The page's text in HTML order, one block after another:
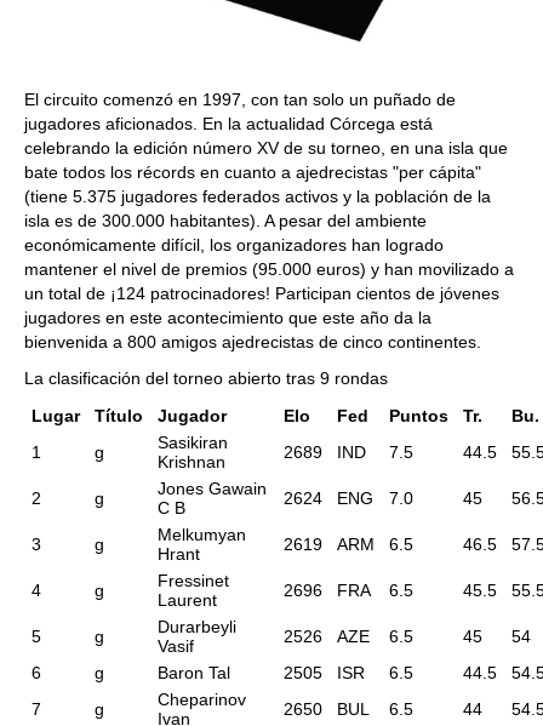
El circuito comenzó en 1997, con tan solo un puñado de
jugadores aficionados. En la actualidad Córcega está
celebrando la edición número XV de su torneo, en una isla que
bate todos los récords en cuanto a ajedrecistas "per cápita"
(tiene 5.375 jugadores federados activos y la población de la
isla es de 300.000 habitantes). A pesar del ambiente
económicamente difícil, los organizadores han logrado
mantener el nivel de premios (95.000 euros) y han movilizado a
un total de ¡124 patrocinadores! Participan cientos de jóvenes
jugadores en este acontecimiento que este año da la
bienvenida a 800 amigos ajedrecistas de cinco continentes.
La clasificación del torneo abierto tras 9 rondas
Lugar
Título Jugador Elo Fed Puntos Tr.
Bu.
1
g
Sasikiran
Krishnan
2689 IND 7.5 44.5
2 g
Jones Gawain
C B
2624 ENG 7.0 45
3 g
Melkumyan
Hrant
2619 ARM 6.5 46.5
4 g
Fressinet
Laurent
2696 FRA 6.5 45.5
5 g
Durarbeyli
Vasif
2526 AZE 6.5 45
54
6
g Baron Tal 2505 ISR 6.5 44.5
7
g
Cheparinov
Ivan
2650 BUL 6.5 44